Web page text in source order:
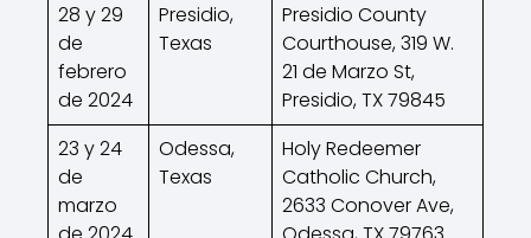
28 y 29
de
febrero
de 2024
Presidio,
Texas
Presidio County
Courthouse, 319 W.
21 de Marzo St,
Presidio, TX 79845
23 y 24
de
marzo
Odessa,
Texas
Holy Redeemer
Catholic Church,
2633 Conover Ave,